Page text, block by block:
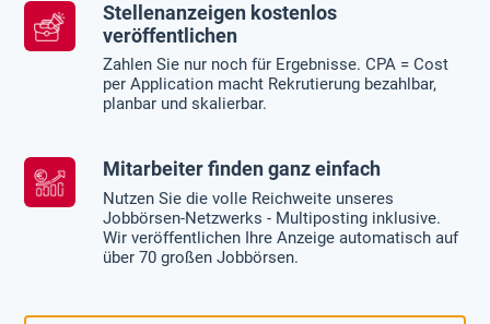
Stellenanzeigen kostenlos
veröffentlichen
Zahlen Sie nur noch für Ergebnisse. CPA = Cost
per Application macht Rekrutierung bezahlbar,
planbar und skalierbar.
Mitarbeiter finden ganz einfach
Nutzen Sie die volle Reichweite unseres
Jobbörsen-Netzwerks - Multiposting inklusive.
Wir veröffentlichen Ihre Anzeige automatisch auf
über 70 großen Jobbörsen.